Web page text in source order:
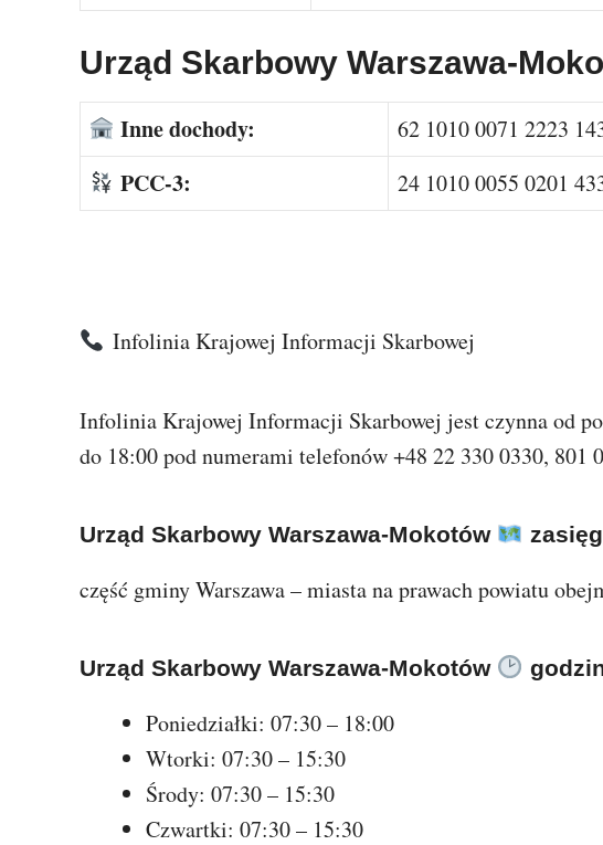
Urząd Skarbowy Warszawa-
Inne dochody: 62 1010 0071 2223
PCC-3: 24 1010 0055 0201
Infolinia Krajowej Informacji Skarbowej
Infolinia Krajowej Informacji Skarbowej jest czynna od
do 18:00 pod numerami telefonów +48 22 330 0330, 801
Urząd Skarbowy Warszawa-Mokotów
część gminy Warszawa – miasta na prawach powiatu
Urząd Skarbowy Warszawa-Mokotów
Poniedziałki: 07:30 – 18:00
Wtorki: 07:30 – 15:30
Środy: 07:30 – 15:30
Czwartki: 07:30 – 15:30